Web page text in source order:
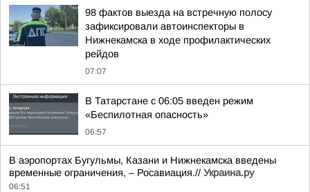
98 фактов выезда на встречную полосу
зафиксировали автоинспекторы в
Нижнекамска в ходе профилактических
рейдов
07:07
В Татарстане с 06:05 введен режим
«Беспилотная опасность»
06:57
В аэропортах Бугульмы, Казани и Нижнекамска введены
временные ограничения, – Росавиация.// Украина.ру
06:51